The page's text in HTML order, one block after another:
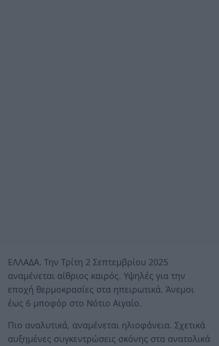
ΕΛΛΑΔΑ. Την Τρίτη 2 Σεπτεμβρίου 2025
αναμένεται αίθριος καιρός. Υψηλές για την
εποχή θερμοκρασίες στα ηπειρωτικά. Άνεμοι
έως 6 μποφόρ στο Νότιο Αιγαίο.
Πιο αναλυτικά, αναμένεται ηλιοφάνεια. Σχετικά
αυξημένες συγκεντρώσεις σκόνης στα ανατολικά